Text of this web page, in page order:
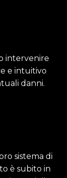
intervenire
e intuitivo
danni.
sistema di
è subito in